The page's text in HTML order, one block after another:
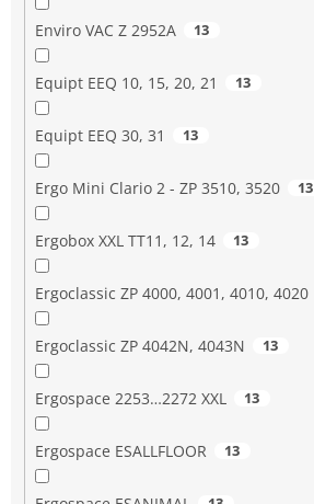
Enviro VAC Z 2952A 13
Equipt EEQ 10, 15, 20, 21 13
Equipt EEQ 30, 31 13
Ergo Mini Clario 2 - ZP 3510, 3520 13
Ergobox XXL TT11, 12, 14 13
Ergoclassic ZP 4000, 4001, 4010, 4020
Ergoclassic ZP 4042N, 4043N 13
Ergospace 2253…2272 XXL 13
Ergospace ESALLFLOOR 13